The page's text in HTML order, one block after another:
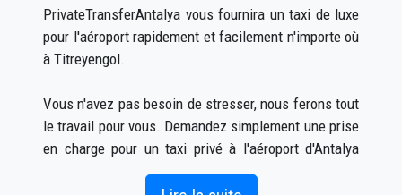
PrivateTransferAntalya vous fournira un taxi de luxe
pour l'aéroport rapidement et facilement n'importe où
à Titreyengol.
Vous n'avez pas besoin de stresser, nous ferons tout
le travail pour vous. Demandez simplement une prise
en charge pour un taxi privé à l'aéroport d'Antalya
vers Titreyengol (ce qui peut être fait en ligne ainsi